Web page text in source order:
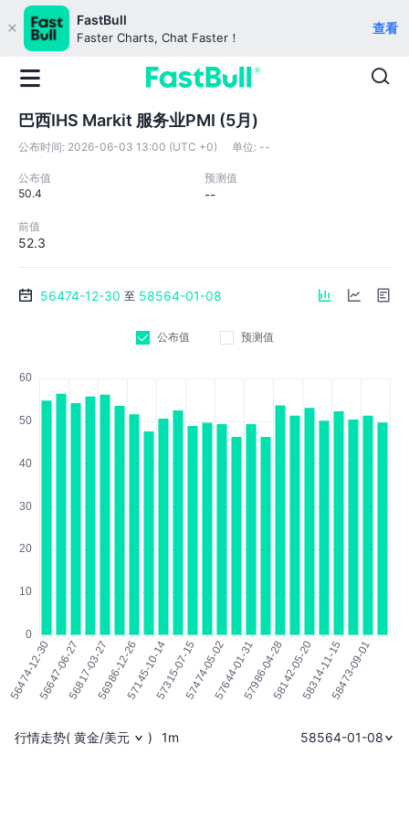
FastBull
Faster Charts, Chat Faster！
查看
巴西IHS Markit 服务业PMI (5月)
公布时间: 2026-06-03 13:00 (UTC +0) 单位: --
公布值
50.4
预测值
--
前值
52.3
56474-12-30 至 58564-01-08
公布值 预测值
行情走势( 黄金/美元 ) 1m 58564-01-08